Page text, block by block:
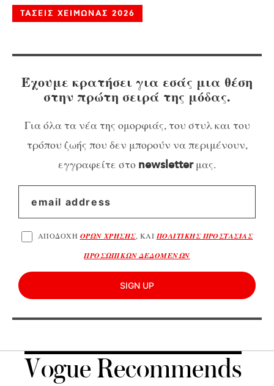
ΤΑΣΕΙΣ ΧΕΙΜΩΝΑΣ 2026
Έχουμε κρατήσει για εσάς μια θέση
στην πρώτη σειρά της μόδας.
Για όλα τα νέα της ομορφιάς, του στυλ και του
τρόπου ζωής που δεν μπορούν να περιμένουν,
εγγραφείτε στο newsletterμας.
ΑΠΟΔΟΧΗ ΟΡΩΝ ΧΡΗΣΗΣ, ΚΑΙ ΠΟΛΙΤΙΚΗΣ ΠΡΟΣΤΑΣΙΑΣ
ΠΡΟΣΩΠΙΚΩΝ ΔΕΔΟΜΕΝΩΝ
SIGN UP
Vogue Recommends